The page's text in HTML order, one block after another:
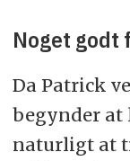
Noget godt
Da Patrick
begynder at
naturligt at